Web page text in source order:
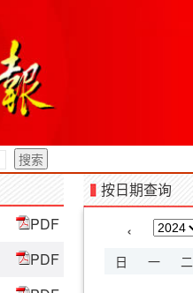
PDF
PDF
按日期查询
‹
日 一 二